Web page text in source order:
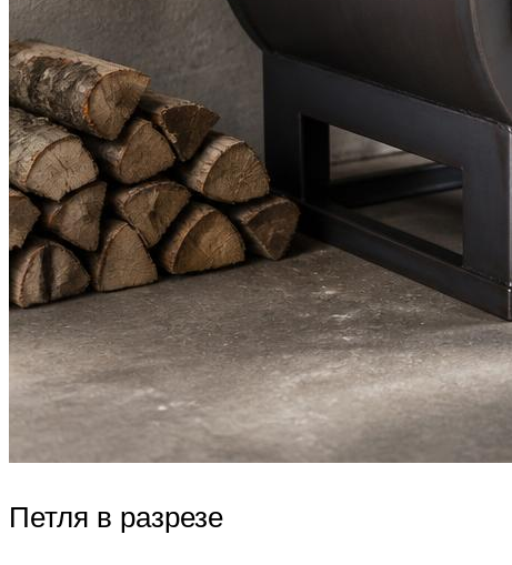
Петля в разрезе